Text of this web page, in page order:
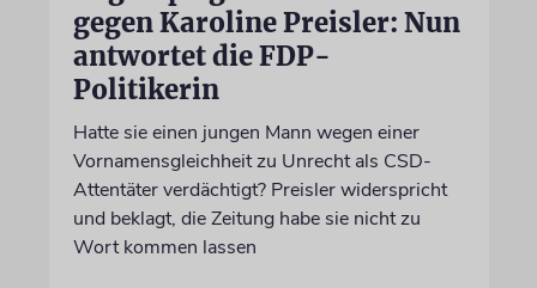
gegen Karoline Preisler: Nun
antwortet die FDP-
Politikerin
Hatte sie einen jungen Mann wegen einer
Vornamensgleichheit zu Unrecht als CSD-
Attentäter verdächtigt? Preisler widerspricht
und beklagt, die Zeitung habe sie nicht zu
Wort kommen lassen